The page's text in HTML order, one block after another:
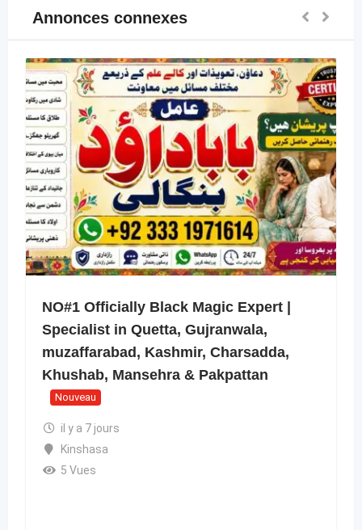
Annonces connexes
NO#1 Officially Black Magic Expert |
Specialist in Quetta, Gujranwala,
muzaffarabad, Kashmir, Charsadda,
Khushab, Mansehra & Pakpattan
Nouveau
il y a 7 jours
Kinshasa
5 Vues